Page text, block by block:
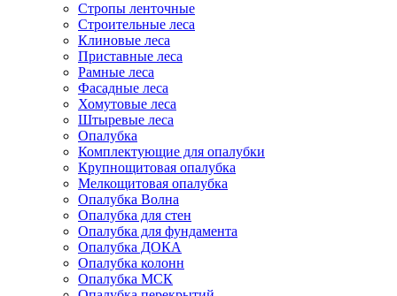
Cтропы ленточные
Строительные леса
Клиновые леса
Приставные леса
Рамные леса
Фасадные леса
Хомутовые леса
Штыревые леса
Опалубка
Комплектующие для опалубки
Крупнощитовая опалубка
Мелкощитовая опалубка
Опалубка Волна
Опалубка для стен
Опалубка для фундамента
Опалубка ДОКА
Опалубка колонн
Опалубка МСК